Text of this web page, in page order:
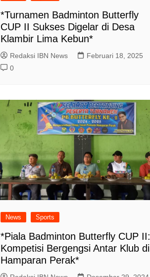
*Turnamen Badminton Butterfly
CUP II Sukses Digelar di Desa
Klambir Lima Kebun*
Redaksi IBN News
Februari 18, 2025
0
News Sports
*Piala Badminton Butterfly CUP II:
Kompetisi Bergengsi Antar Klub di
Hamparan Perak*